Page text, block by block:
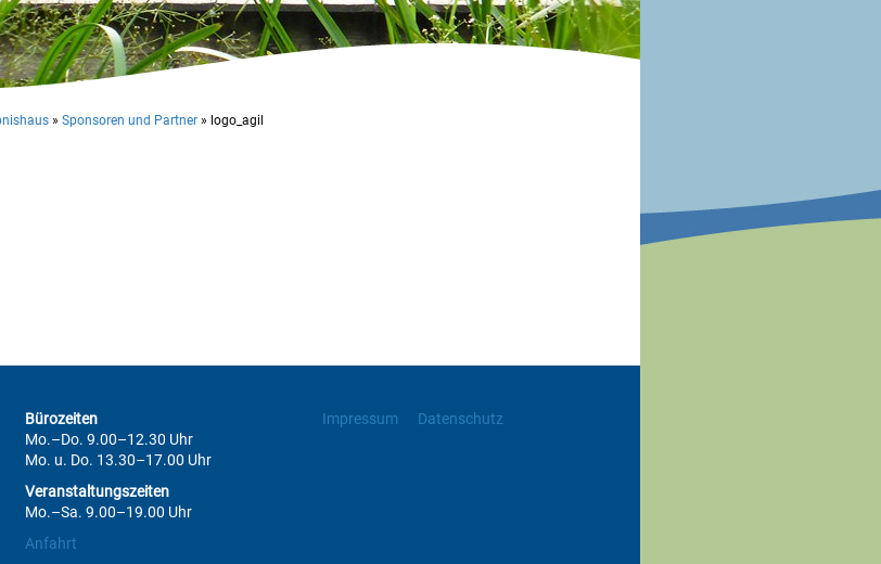
» Sponsoren und Partner » logo_agil
Bürozeiten
Mo.–Do. 9.00–12.30 Uhr
Mo. u. Do. 13.30–17.00 Uhr
Veranstaltungszeiten
Mo.–Sa. 9.00–19.00 Uhr
Anfahrt
Impressum Datenschutz